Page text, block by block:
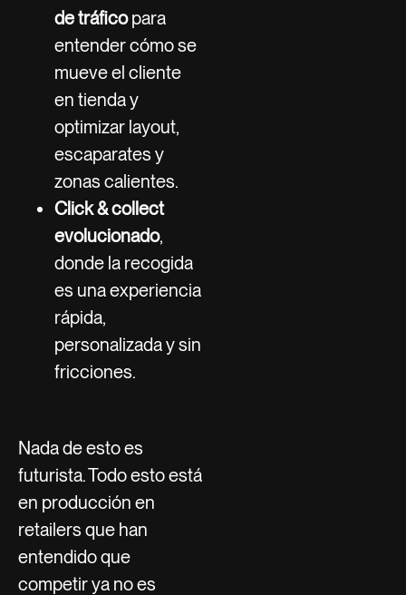
de tráficopara
entender cómo se
mueve el cliente
en tienda y
optimizar layout,
escaparates y
zonas calientes.
Click & collect
evolucionado,
donde la recogida
es una experiencia
rápida,
personalizada y sin
fricciones.
Nada de esto es
futurista. Todo esto está
en producción en
retailers que han
entendido que
competir ya no es